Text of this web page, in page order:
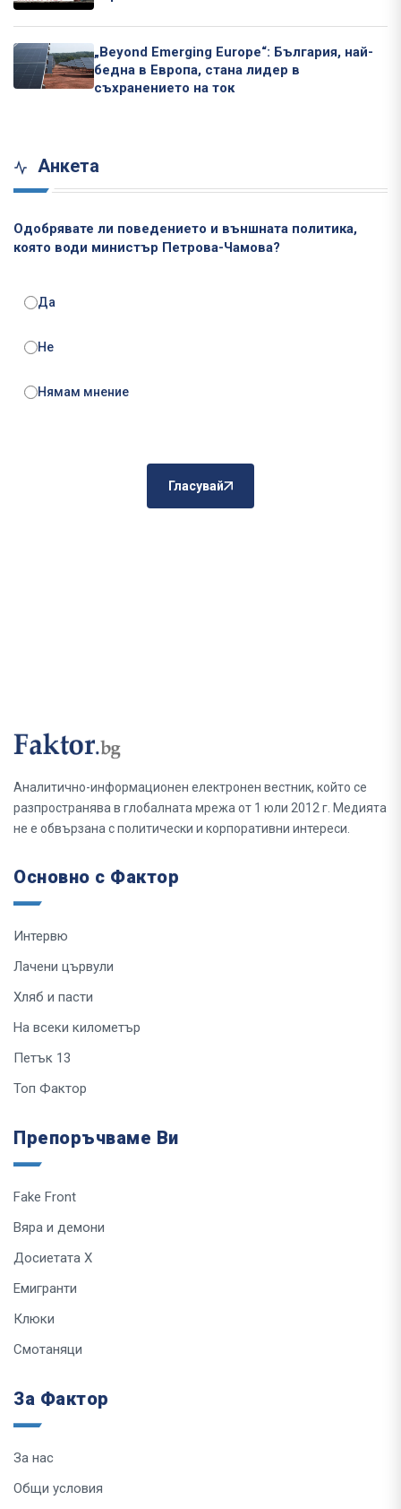
„Beyond Emerging Europe“: България, най-
бедна в Европа, стана лидер в
съхранението на ток
Анкета
Одобрявате ли поведението и външната политика,
която води министър Петрова-Чамова?
Да
Не
Нямам мнение
Гласувай
Аналитично-информационен електронен вестник, който се
разпространява в глобалната мрежа от 1 юли 2012 г. Медията
не е обвързана с политически и корпоративни интереси.
Основно с Фактор
Интервю
Лачени цървули
Хляб и пасти
На всеки километър
Петък 13
Топ Фактор
Препоръчваме Ви
Fake Front
Вяра и демони
Досиетата Х
Емигранти
Клюки
Смотаняци
За Фактор
За нас
Общи условия